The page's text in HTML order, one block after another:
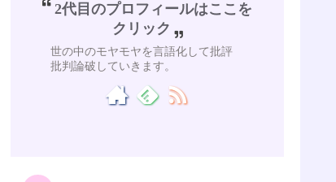
2代目のプロフィールはここを
クリック
世の中のモヤモヤを言語化して批評
批判論破していきます。